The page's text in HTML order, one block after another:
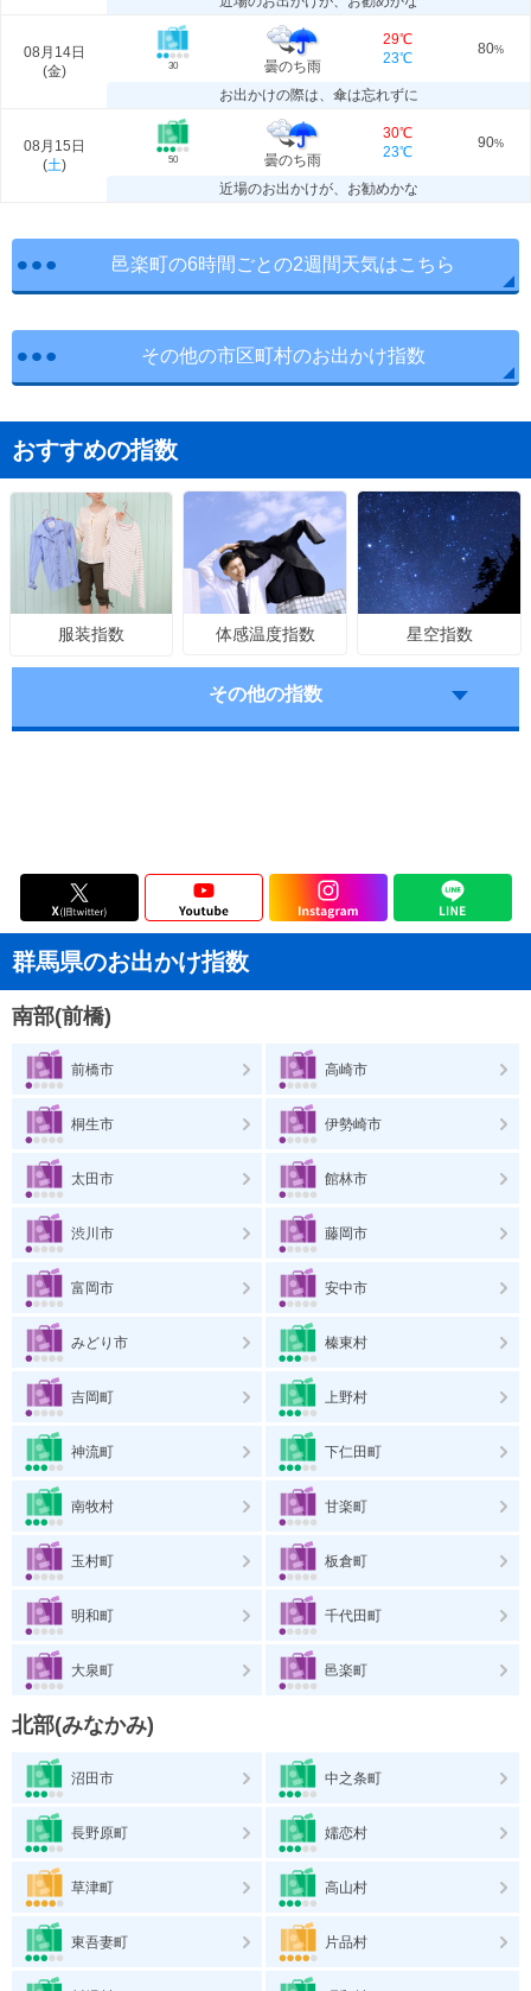
08月14日
(金) 30 曇のち雨
29℃
23℃
80%
お出かけの際は、傘は忘れずに
08月15日
(土) 50 曇のち雨
30℃
23℃
90%
近場のお出かけが、お勧めかな
邑楽町の6時間ごとの2週間天気はこちら
その他の市区町村のお出かけ指数
おすすめの指数
服装指数 体感温度指数 星空指数
その他の指数
群馬県のお出かけ指数
南部(前橋)
前橋市 高崎市
桐生市 伊勢崎市
太田市 館林市
渋川市 藤岡市
富岡市 安中市
みどり市 榛東村
吉岡町 上野村
神流町 下仁田町
南牧村 甘楽町
玉村町 板倉町
明和町 千代田町
大泉町 邑楽町
北部(みなかみ)
沼田市 中之条町
長野原町 嬬恋村
草津町 高山村
東吾妻町 片品村